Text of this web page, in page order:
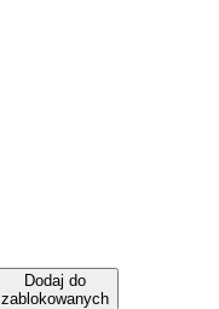
Dodaj do
zablokowanych